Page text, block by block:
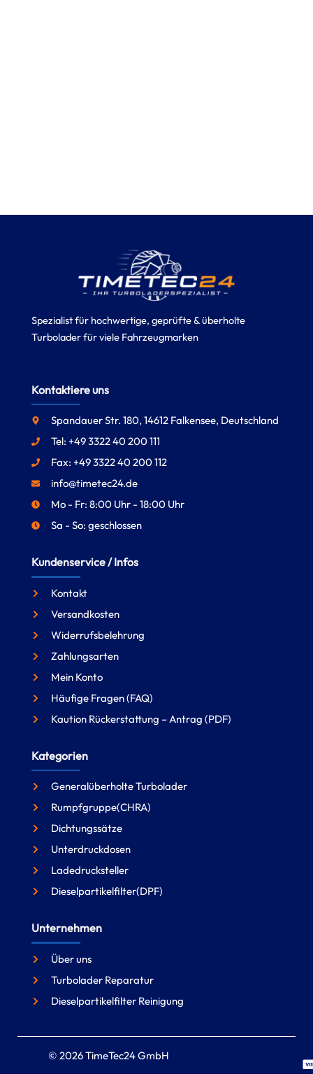
Spezialist für hochwertige, geprüfte & überholte
Turbolader für viele Fahrzeugmarken
Kontaktiere uns
Spandauer Str. 180, 14612 Falkensee, Deutschland
Tel: +49 3322 40 200 111
Fax: +49 3322 40 200 112
info@timetec24.de
Mo - Fr: 8:00 Uhr - 18:00 Uhr
Sa - So: geschlossen
Kundenservice / Infos
Kontakt
Versandkosten
Widerrufsbelehrung
Zahlungsarten
Mein Konto
Häufige Fragen (FAQ)
Kaution Rückerstattung – Antrag (PDF)
Kategorien
Generalüberholte Turbolader
Rumpfgruppe(CHRA)
Dichtungssätze
Unterdruckdosen
Ladedrucksteller
Dieselpartikelfilter(DPF)
Unternehmen
Über uns
Turbolader Reparatur
Dieselpartikelfilter Reinigung
© 2026 TimeTec24 GmbH